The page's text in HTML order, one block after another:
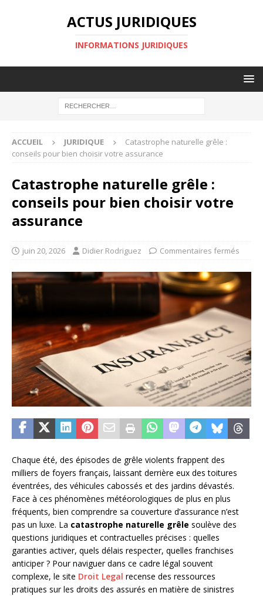
ACTUS JURIDIQUES
INFORMATIONS JURIDIQUES
ACCUEIL JURIDIQUE
Catastrophe naturelle grêle :
conseils pour bien choisir votre assurance
Catastrophe naturelle grêle :
conseils pour bien choisir votre
assurance
juin 20, 2026 Didier Rodriguez Commentaires fermés
Chaque été, des épisodes de grêle violents frappent des
milliers de foyers français, laissant derrière eux des toitures
éventrées, des véhicules cabossés et des jardins dévastés.
Face à ces phénomènes météorologiques de plus en plus
fréquents, bien comprendre sa couverture d’assurance n’est
pas un luxe. La catastrophe naturelle grêle soulève des
questions juridiques et contractuelles précises : quelles
garanties activer, quels délais respecter, quelles franchises
anticiper ? Pour naviguer dans ce cadre légal souvent
complexe, le site Droit Legal recense des ressources
pratiques sur les droits des assurés en matière de sinistres